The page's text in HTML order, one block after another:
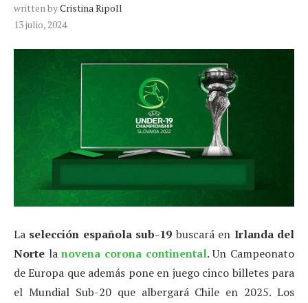
written byCristina Ripoll
13 julio, 2024
La selección española sub-19 buscará en Irlanda del
Norte lanovena corona continental. Un Campeonato
de Europa que además pone en juego cinco billetes para
el Mundial Sub-20 que albergará Chile en 2025. Los